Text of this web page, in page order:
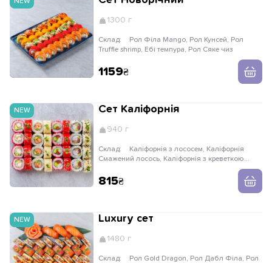
1300 г
Склад:
Truffle shrimp, Ебі темпура, Рол Сяке чиз
1159
NEW Сет Каліфорнія
940 г
Склад:
Смажений лосось, Каліфорнія з креветкою
815
NEW Luxury сет
1480 г
Склад: